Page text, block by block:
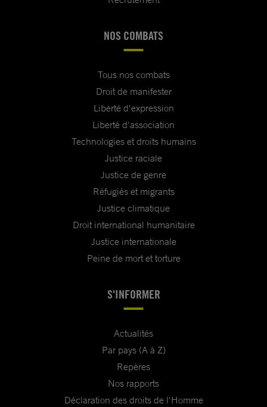
NOS COMBATS
Tous nos combats
Droit de manifester
Liberté d'expression
Liberté d'association
Technologies et droits humains
Justice raciale
Justice de genre
Réfugiés et migrants
Justice climatique
Droit international humanitaire
Justice internationale
Peine de mort et torture
S'INFORMER
Actualités
Par pays (A à Z)
Repères
Nos rapports
Déclaration des droits de l'Homme